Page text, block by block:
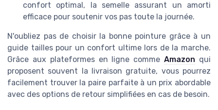
confort optimal, la semelle assurant un amorti
efficace pour soutenir vos pas toute la journée.
N'oubliez pas de choisir la bonne pointure grâce à un
guide tailles pour un confort ultime lors de la marche.
Grâce aux plateformes en ligne commeAmazon qui
proposent souvent la livraison gratuite, vous pourrez
facilement trouver la paire parfaite à un prix abordable
avec des options de retour simplifiées en cas de besoin.